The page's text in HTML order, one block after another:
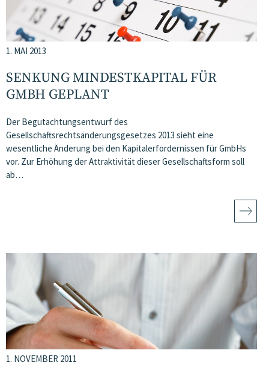
1. MAI 2013
SENKUNG MINDESTKAPITAL FÜR
GMBH GEPLANT
Der Begutachtungsentwurf des
Gesellschaftsrechtsänderungsgesetzes 2013 sieht eine
wesentliche Änderung bei den Kapitalerfordernissen für GmbHs
vor. Zur Erhöhung der Attraktivität dieser Gesellschaftsform soll
ab…
1. NOVEMBER 2011